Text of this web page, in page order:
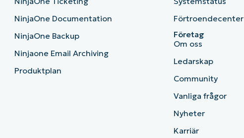
NinjaOne Documentation
NinjaOne Backup
Ninjaone Email Archiving
Produktplan
Förtroendecenter
Företag
Om oss
Ledarskap
Community
Vanliga frågor
Nyheter
Karriär